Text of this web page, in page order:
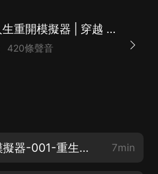
博士的人生重開模擬器 | 穿越 玄幻
420條聲音
博士的人生重開模擬器-001-重生的羅曼（上） 7min